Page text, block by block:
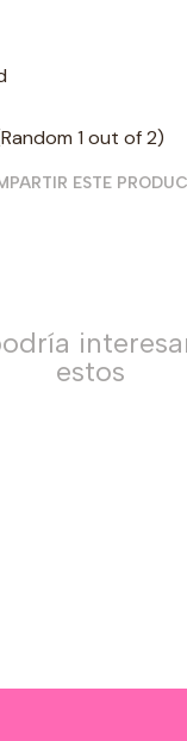
1 out of 2)
ESTE
estos